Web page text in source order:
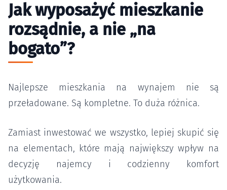
Jak wyposażyć mieszkanie
rozsądnie, a nie „na
bogato”?
Najlepsze mieszkania na wynajem nie są
przeładowane. Są kompletne. To duża różnica.
Zamiast inwestować we wszystko, lepiej skupić się
na elementach, które mają największy wpływ na
decyzję najemcy i codzienny komfort
użytkowania.